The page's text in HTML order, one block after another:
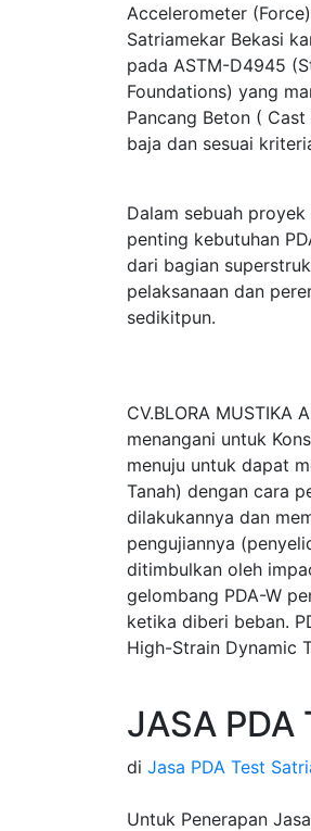
Accelerometer
Satriamekar Bekasi
pada ASTM-D4945
Foundations) yang
Pancang Beton (
baja dan sesuai
Dalam sebuah
penting kebutuhan
dari bagian
pelaksanaan dan
sedikitpun.
CV.BLORA MUSTIKA
menangani untuk
menuju untuk dapat
Tanah) dengan cara
dilakukannya dan
pengujiannya
ditimbulkan oleh
gelombang PDA-W
ketika diberi beban.
High-Strain Dynamic
JASA PDA
di Jasa PDA Test
Untuk Penerapan